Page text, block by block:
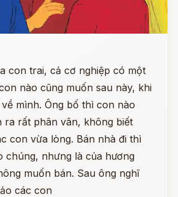
con trai, cả cơ nghiệp có một
nào cũng muốn sau này, khi
mình. Ông bố thì con nào
ra rất phân vân, không biết
con vừa lòng. Bán nhà đi thì
chúng, nhưng là của hương
muốn bán. Sau ông nghĩ
các con